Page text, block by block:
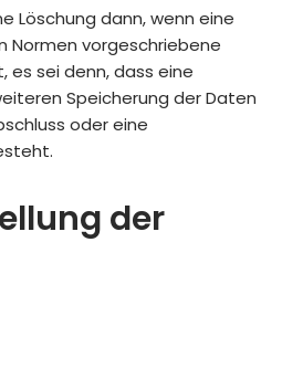
Löschung dann, wenn eine
Normen vorgeschriebene
es sei denn, dass eine
Speicherung der Daten
oder eine
der